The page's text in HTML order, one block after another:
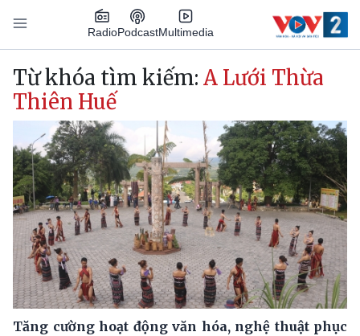
Nhảy đến nội dung
RadioPodcastMultimedia
Main navigation
Từ khóa tìm kiếm: A Lưới Thừa
Thiên Huế
Tăng cường hoạt động văn hóa, nghệ thuật phục